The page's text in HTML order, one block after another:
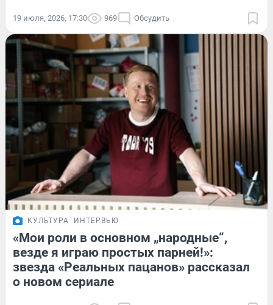
19 июля, 2026, 17:30 969 Обсудить
КУЛЬТУРА ИНТЕРВЬЮ
«Мои роли в основном „народные“,
везде я играю простых парней!»:
звезда «Реальных пацанов» рассказал
о новом сериале